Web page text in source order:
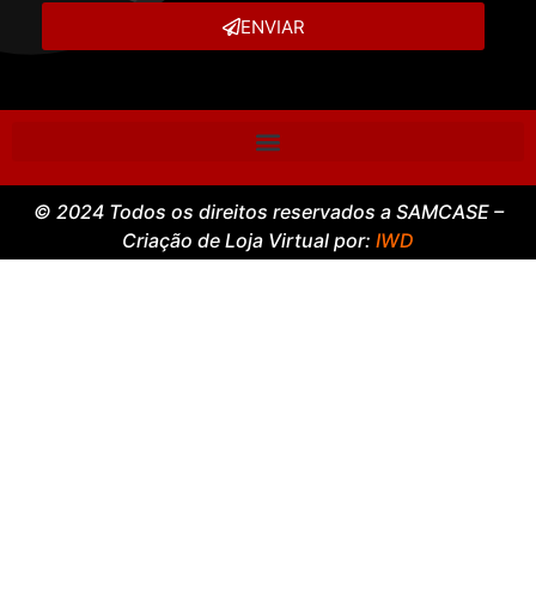
ENVIAR
© 2024 Todos os direitos reservados a SAMCASE –
Criação de Loja Virtual por: IWD